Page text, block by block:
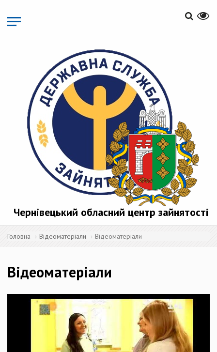
основного
матеріалу
Чернівецький обласний центр зайнятості
Головна Відеоматеріали Відеоматеріали
Відеоматеріали